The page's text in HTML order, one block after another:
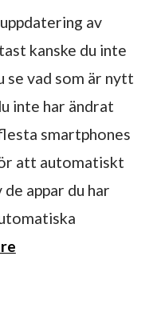
av
kanske du inte
se vad som är nytt
inte har ändrat
smartphones
att automatiskt
appar du har